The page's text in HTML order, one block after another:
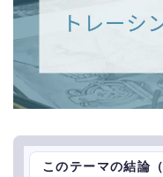
このテーマの結論